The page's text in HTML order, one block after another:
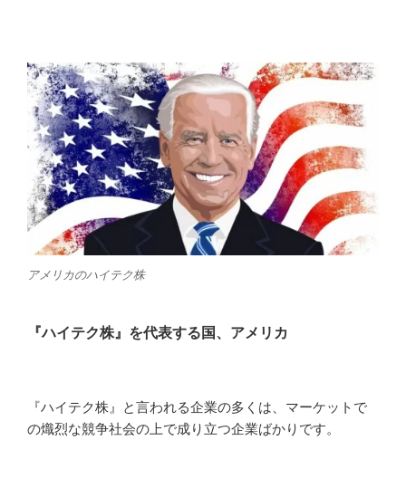
アメリカのハイテク株
『ハイテク株』を代表する国、アメリカ
『ハイテク株』と言われる企業の多くは、マーケットで
の熾烈な競争社会の上で成り立つ企業ばかりです。